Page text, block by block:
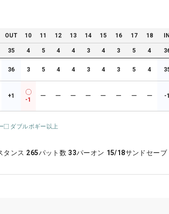
OUT 10 11 12 13 14 15 16 17 18
35 4 5 4 4 3 4 3 5 4
36 3 5 4 4 3 4 3 5 4
+1
-1
ー ー ー ー ー ー ー ー -
ダブルボギー以上
タンス 265パット数 33パーオン 15/18サンドセーブ